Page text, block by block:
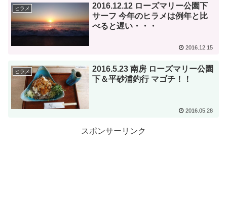
ヒラメ
2016.12.12 ローズマリー公園下
サーフ 今年のヒラメは例年と比
べると遅い・・・
2016.12.15
ヒラメ
2016.5.23 南房 ローズマリー公園
下＆平砂浦釣行 マゴチ！！
2016.05.28
スポンサーリンク